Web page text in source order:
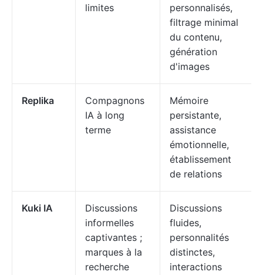
limites
personnalisés,
filtrage minimal
du contenu,
génération
d'images
Replika
Compagnons
IA à long
terme
Mémoire
persistante,
assistance
émotionnelle,
établissement
de relations
Kuki IA
Discussions
informelles
captivantes ;
marques à la
recherche
Discussions
fluides,
personnalités
distinctes,
interactions